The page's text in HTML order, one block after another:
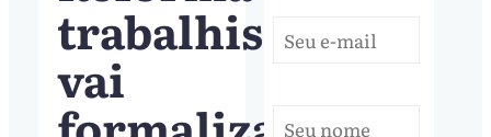
trabalhista
vai